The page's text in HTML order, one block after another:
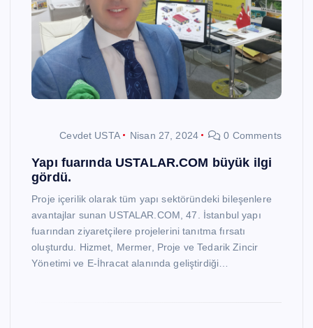
Cevdet USTA Nisan 27, 2024 0 Comments
Yapı fuarında USTALAR.COM büyük ilgi
gördü.
Proje içerilik olarak tüm yapı sektöründeki bileşenlere
avantajlar sunan USTALAR.COM, 47. İstanbul yapı
fuarından ziyaretçilere projelerini tanıtma fırsatı
oluşturdu. Hizmet, Mermer, Proje ve Tedarik Zincir
Yönetimi ve E-İhracat alanında geliştirdiği…